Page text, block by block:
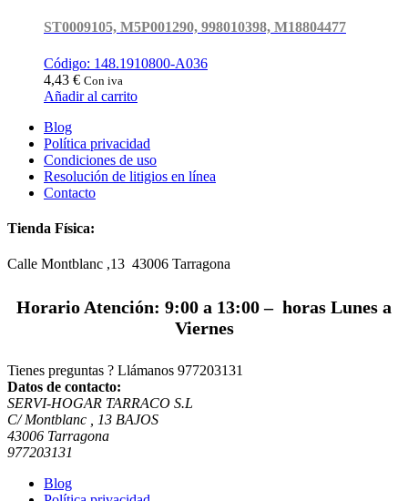
ST0009105, M5P001290, 998010398, M18804477
Código: 148.1910800-A036
4,43 € Con iva
Añadir al carrito
Blog
Política privacidad
Condiciones de uso
Resolución de litigios en línea
Contacto
Tienda Física:
Calle Montblanc ,13 43006 Tarragona
Horario Atención: 9:00 a 13:00 – horas Lunes a
Viernes
Tienes preguntas ? Llámanos 977203131
Datos de contacto:
SERVI-HOGAR TARRACO S.L
C/ Montblanc , 13 BAJOS
43006 Tarragona
977203131
Blog